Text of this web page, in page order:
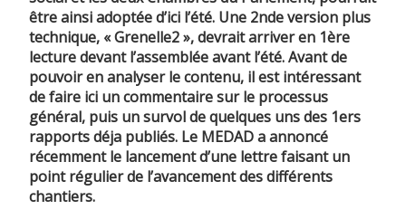
être ainsi adoptée d’ici l’été. Une 2nde version plus
technique, « Grenelle2 », devrait arriver en 1ère
lecture devant l’assemblée avant l’été. Avant de
pouvoir en analyser le contenu, il est intéressant
de faire ici un commentaire sur le processus
général, puis un survol de quelques uns des 1ers
rapports déja publiés. Le MEDAD a annoncé
récemment le lancement d’une lettre faisant un
point régulier de l’avancement des différents
chantiers.